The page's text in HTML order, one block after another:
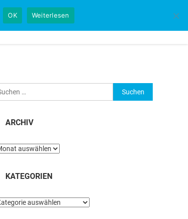
Suchen
nach:
ARCHIV
KATEGORIEN
OK Weiterlesen